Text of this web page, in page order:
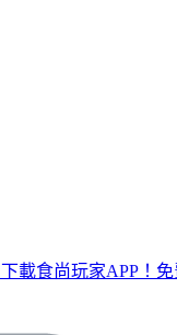
下載食尚玩家APP！